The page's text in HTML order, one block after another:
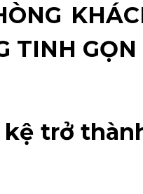
TINH
kệ trở